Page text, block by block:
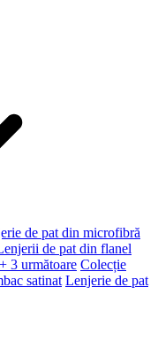
de pat din microfibră
de pat din flanel
+ 3 următoare Colecție
satinat Lenjerie de pat